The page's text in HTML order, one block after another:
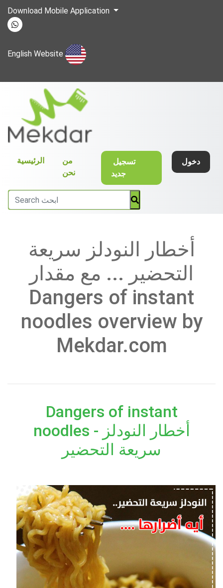
Download Mobile Application
English Website
الرئيسية(current)
من
نحن
جديد
دخول
أخطار النودلز سريعة
التحضير ... مع مقدار
Dangers of instant
noodles overview by
Mekdar.com
Dangers of instant
noodles - أخطار النودلز
سريعة التحضير